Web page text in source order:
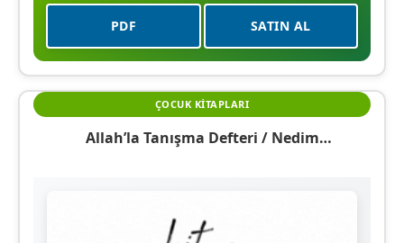
PDF SATIN AL
ÇOCUK KITAPLARI
Allah’la Tanışma Defteri / Nedim